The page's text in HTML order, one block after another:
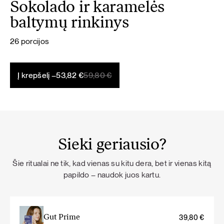
Šokolado ir karamelės
baltymų rinkinys
26 porcijos
Į krepšelį – 59,80€
Original
price
53,82€
Current
price
Sieki geriausio?
Šie ritualai ne tik, kad vienas su kitu dera, bet ir vienas kitą
papildo – naudok juos kartu.
Gut Prime 39,80€